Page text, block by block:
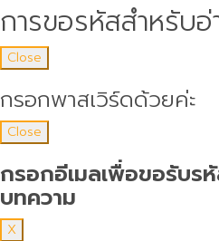
การขอรหัสสำหรับ
Close
กรอกพาสเวิร์ดด้วยค่ะ
Close
กรอกอีเมลเพื่อขอรับร
บทความ
X